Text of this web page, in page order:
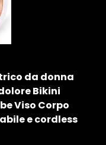
da donna
Bikini
Viso Corpo
e cordless